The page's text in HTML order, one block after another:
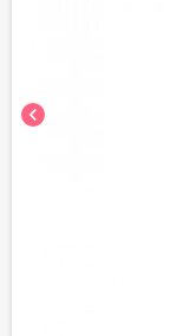
chevron_left